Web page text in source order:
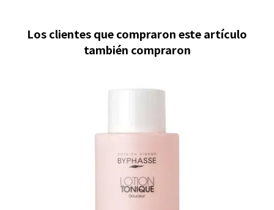
Los clientes que compraron este artículo
también compraron